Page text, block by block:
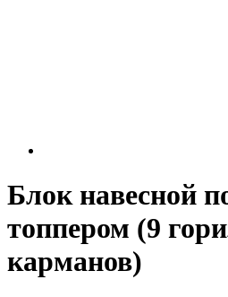
Блок навесной
топпером (9
карманов)